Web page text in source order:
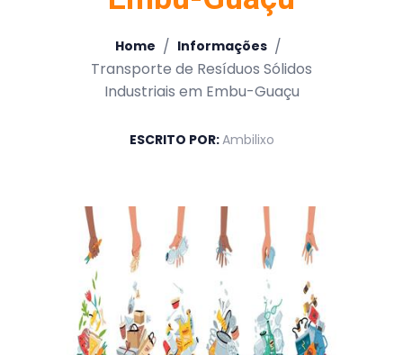
Home / Informações /
Transporte de Resíduos Sólidos
Industriais em Embu-Guaçu
ESCRITO POR:Ambilixo